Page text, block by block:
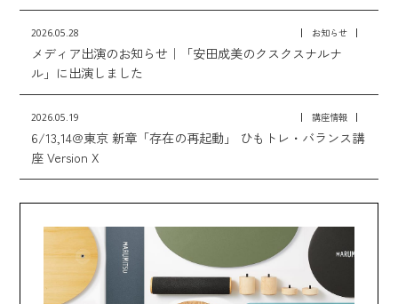
2026.05.28 お知らせ
メディア出演のお知らせ｜「安田成美のクスクスナルナ
ル」に出演しました
2026.05.19 講座情報
6/13,14@東京 新章「存在の再起動」 ひもトレ・バランス講
座 Version X